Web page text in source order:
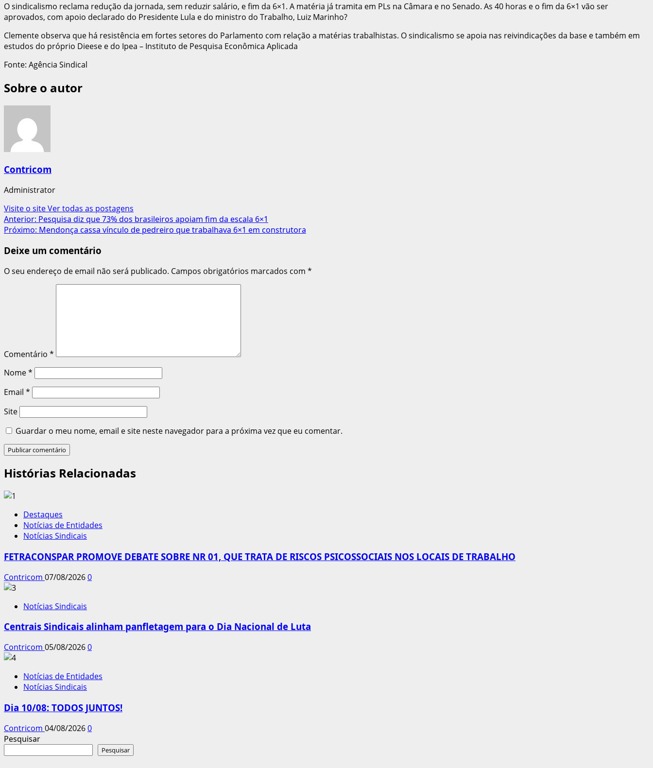
O sindicalismo reclama redução da jornada, sem reduzir salário, e fim da 6×1. A matéria já tramita em PLs na Câmara e no Senado. As 40 horas e o fim da 6×1 vão ser
aprovados, com apoio declarado do Presidente Lula e do ministro do Trabalho, Luiz Marinho?
Clemente observa que há resistência em fortes setores do Parlamento com relação a matérias trabalhistas. O sindicalismo se apoia nas reivindicações da base e também em
estudos do próprio Dieese e do Ipea – Instituto de Pesquisa Econômica Aplicada
Fonte: Agência Sindical
Sobre o autor
Contricom
Administrator
Visite o siteVer todas as postagens
Navegação
de
artigos
Anterior: Pesquisa diz que 73% dos brasileiros apoiam fim da escala 6×1
Próximo: Mendonça cassa vínculo de pedreiro que trabalhava 6×1 em construtora
Deixe um comentário
O seu endereço de email não será publicado. Campos obrigatórios marcados com *
Comentário *
Nome*
Email *
Site
Guardar o meu nome, email e site neste navegador para a próxima vez que eu comentar.
Histórias Relacionadas
Destaques
Notícias de Entidades
Notícias Sindicais
FETRACONSPAR PROMOVE DEBATE SOBRE NR 01, QUE TRATA DE RISCOS PSICOSSOCIAIS NOS LOCAIS DE TRABALHO
Contricom 07/08/20260
Notícias Sindicais
Centrais Sindicais alinham panfletagem para o Dia Nacional de Luta
Contricom 05/08/20260
Notícias de Entidades
Notícias Sindicais
Dia 10/08: TODOS JUNTOS!
Contricom 04/08/20260
Pesquisar
Pesquisar